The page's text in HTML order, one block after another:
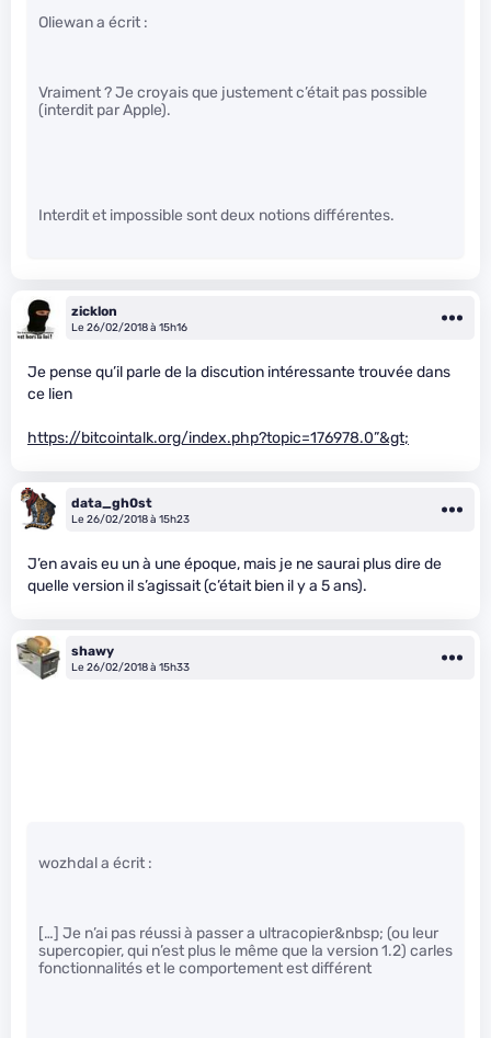
Oliewan a écrit :
Vraiment ? Je croyais que justement c’était pas possible
(interdit par Apple).
Interdit et impossible sont deux notions différentes.
zicklon
Le 26/02/2018 à 15h16
Je pense qu’il parle de la discution intéressante trouvée dans
ce lien
https://bitcointalk.org/index.php?topic=176978.0”&gt;
data_gh0st
Le 26/02/2018 à 15h23
J’en avais eu un à une époque, mais je ne saurai plus dire de
quelle version il s’agissait (c’était bien il y a 5 ans).
shawy
Le 26/02/2018 à 15h33
wozhdal a écrit :
[…] Je n’ai pas réussi à passer a ultracopier&nbsp; (ou leur
supercopier, qui n’est plus le même que la version 1.2) carles
fonctionnalités et le comportement est différent